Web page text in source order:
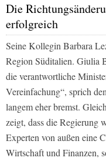
Die
erfolgreich
Seine Kollegin Barbara
Region Süditalien. Giulia
die verantwortliche
Vereinfachung“, sprich
langem eher bremst.
zeigt, dass die Regierung
Experten von außen eine
Wirtschaft und Finanzen,